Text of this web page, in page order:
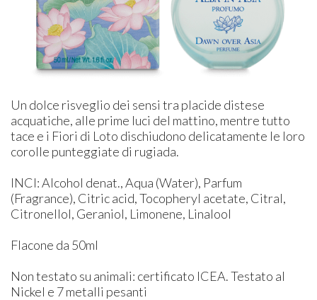
Un dolce risveglio dei sensi tra placide distese
acquatiche, alle prime luci del mattino, mentre tutto
tace e i Fiori di Loto dischiudono delicatamente le loro
corolle punteggiate di rugiada.
INCI: Alcohol denat., Aqua (Water), Parfum
(Fragrance), Citric acid, Tocopheryl acetate, Citral,
Citronellol, Geraniol, Limonene, Linalool
Flacone da 50ml
Non testato su animali: certificato ICEA. Testato al
Nickel e 7 metalli pesanti